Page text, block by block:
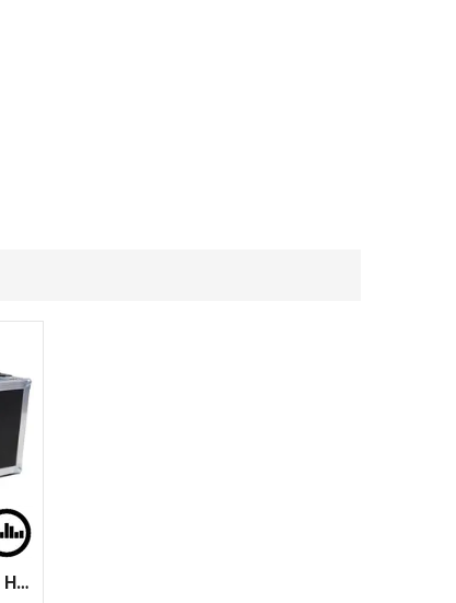
Temple Audio Design DUO-34 Hard Case